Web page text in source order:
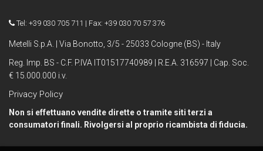
Tel: +39 030 705 711 | Fax: +39 030 70 57 376
Metelli S.p.A. | Via Bonotto, 3/5 - 25033 Cologne (BS) - Italy
Reg. Imp. BS - C.F. P.IVA IT01517740989 | R.E.A. 316597 | Cap. Soc.
€ 15.000.000 i.v.
Privacy Policy
Non si effettuano vendite dirette o tramite siti terzi a
consumatori finali. Rivolgersi al proprio ricambista di fiducia.